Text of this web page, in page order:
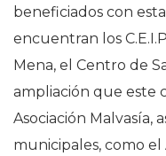
beneficiados con
encuentran los
Mena, el Centro de
ampliación que este
Asociación Malvasía,
municipales, como